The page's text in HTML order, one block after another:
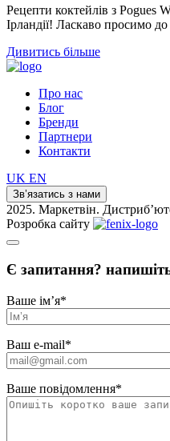
Рецепти коктейлів з Pogues
Ірландії! Ласкаво просимо
Дивитись більше
Про нас
Блог
Бренди
Партнери
Контакти
UK EN
Зв’язатись з нами
2025. Маркетвін.
Розробка сайту
Є запитання?
Ваше ім’я*
Ваш e-mail*
Ваше повідомлення*